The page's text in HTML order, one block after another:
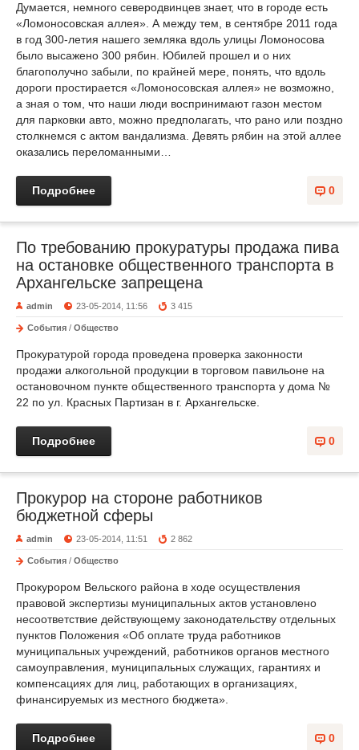
Думается, немного северодвинцев знает, что в городе есть
«Ломоносовская аллея». А между тем, в сентябре 2011 года
в год 300-летия нашего земляка вдоль улицы Ломоносова
было высажено 300 рябин. Юбилей прошел и о них
благополучно забыли, по крайней мере, понять, что вдоль
дороги простирается «Ломоносовская аллея» не возможно,
а зная о том, что наши люди воспринимают газон местом
для парковки авто, можно предполагать, что рано или поздно
столкнемся с актом вандализма. Девять рябин на этой аллее
оказались переломанными…
0
Подробнее
По требованию прокуратуры продажа пива
на остановке общественного транспорта в
Архангельске запрещена
admin 23-05-2014, 11:56 3 415
События / Общество
Прокуратурой города проведена проверка законности
продажи алкогольной продукции в торговом павильоне на
остановочном пункте общественного транспорта у дома №
22 по ул. Красных Партизан в г. Архангельске.
0
Подробнее
Прокурор на стороне работников
бюджетной сферы
admin 23-05-2014, 11:51 2 862
События / Общество
Прокурором Вельского района в ходе осуществления
правовой экспертизы муниципальных актов установлено
несоответствие действующему законодательству отдельных
пунктов Положения «Об оплате труда работников
муниципальных учреждений, работников органов местного
самоуправления, муниципальных служащих, гарантиях и
компенсациях для лиц, работающих в организациях,
финансируемых из местного бюджета».
0
Подробнее